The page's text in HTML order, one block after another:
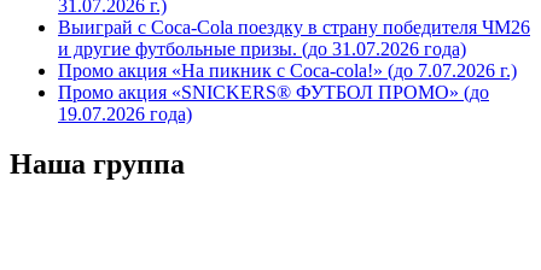
31.07.2026 г.)
Выиграй с Coca-Cola поездку в страну победителя ЧМ26
и другие футбольные призы. (до 31.07.2026 года)
Промо акция «На пикник с Coca-cola!» (до 7.07.2026 г.)
Промо акция «SNICKERS® ФУТБОЛ ПРОМО» (до
19.07.2026 года)
Наша группа